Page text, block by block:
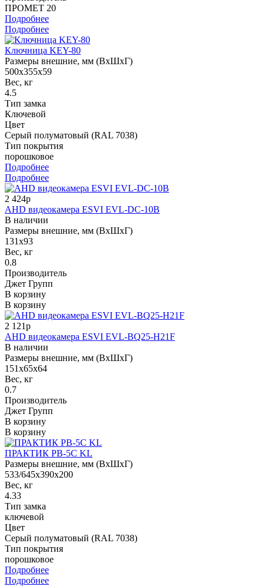
ПРОМЕТ 20
Подробнее
Подробнее
Ключница KEY-80
Размеры внешние, мм (ВхШхГ)
500x355x59
Вес, кг
4.5
Тип замка
Ключевой
Цвет
Серый полуматовый (RAL 7038)
Тип покрытия
порошковое
Подробнее
Подробнее
2 424р
AHD видеокамера ESVI EVL-DC-10B
В наличии
Размеры внешние, мм (ВхШхГ)
131х93
Вес, кг
0.8
Производитель
Джет Групп
В корзину
В корзину
2 121р
AHD видеокамера ESVI EVL-BQ25-H21F
В наличии
Размеры внешние, мм (ВхШхГ)
151x65x64
Вес, кг
0.7
Производитель
Джет Групп
В корзину
В корзину
ПРАКТИК PB-5C KL
Размеры внешние, мм (ВхШхГ)
533/645x390x200
Вес, кг
4.33
Тип замка
ключевой
Цвет
Серый полуматовый (RAL 7038)
Тип покрытия
порошковое
Подробнее
Подробнее